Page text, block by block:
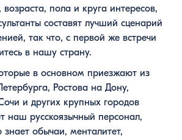
возраста, пола и круга интересов,
составят лучший сценарий
так что, с первой же встречи
в нашу страну.
в основном приезжают из
Ростова на Дону,
и других крупных городов
наш русскоязычный персонал,
знает обычаи, менталитет,